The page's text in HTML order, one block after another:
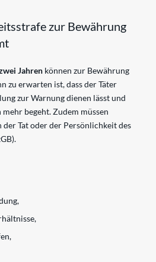
zur Bewährung
Jahren können zur Bewährung
zu erwarten ist, dass der Täter
zur Warnung dienen lässt und
begeht. Zudem müssen
der Tat oder der Persönlichkeit des